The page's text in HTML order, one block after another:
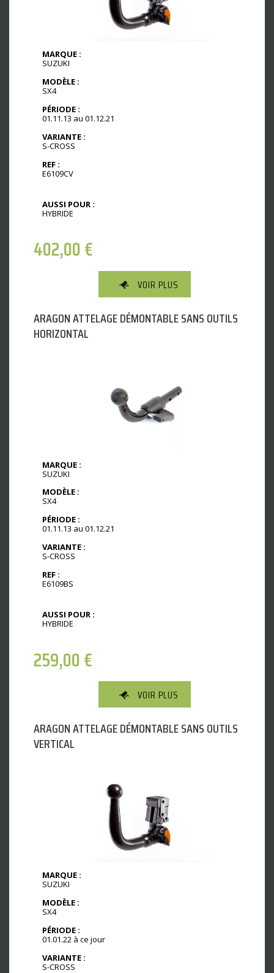
MARQUE :
SUZUKI
MODÈLE :
SX4
PÉRIODE :
01.11.13 au 01.12.21
VARIANTE :
S-CROSS
REF :
E6109CV
AUSSI POUR :
HYBRIDE
402,00€
VOIR PLUS
ARAGON ATTELAGE DÉMONTABLE SANS OUTILS
HORIZONTAL
MARQUE :
SUZUKI
MODÈLE :
SX4
PÉRIODE :
01.11.13 au 01.12.21
VARIANTE :
S-CROSS
REF :
E6109BS
AUSSI POUR :
HYBRIDE
259,00€
VOIR PLUS
ARAGON ATTELAGE DÉMONTABLE SANS OUTILS
VERTICAL
MARQUE :
SUZUKI
MODÈLE :
SX4
PÉRIODE :
01.01.22 à ce jour
VARIANTE :
S-CROSS